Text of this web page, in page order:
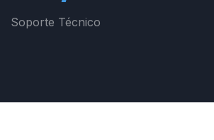
Soporte Técnico